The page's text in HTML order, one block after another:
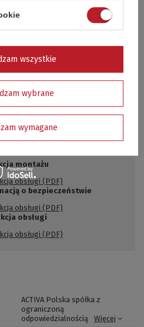
do zasilania gazem propan,
grilla z kompletnym
i produktów
montażu
obsługi (PDF)
o bezpieczeństwie
obsługi (PDF)
obsługi
obsługi (PDF)
ACTIVA Polska spółka z
ograniczoną
odpowiedzialnością
Więcej
wybrane
wymagane
wszystkie